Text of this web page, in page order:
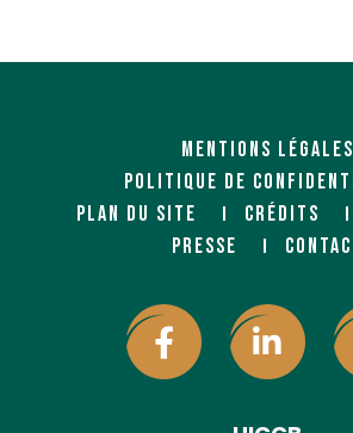
MENTIONS LÉGALES
POLITIQUE DE
PLAN DU SITE
CRÉDITS
PRESSE